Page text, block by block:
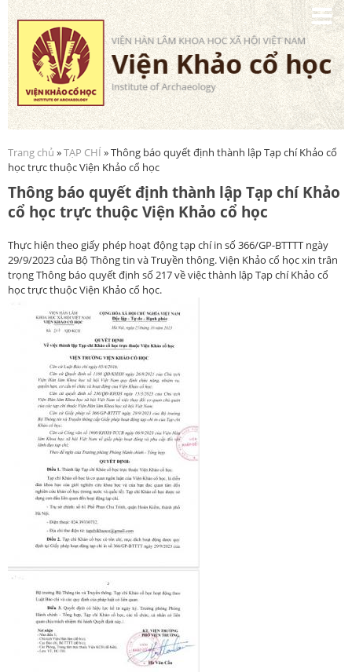
Nhảy
đến
nội
dung
Bạn đang ở đây
Trang chủ »TẠP CHÍ» Thông báo quyết định thành lập Tạp chí Khảo cổ
học trực thuộc Viện Khảo cổ học
Thông báo quyết định thành lập Tạp chí Khảo
cổ học trực thuộc Viện Khảo cổ học
Thực hiện theo giấy phép hoạt động tạp chí in số 366/GP-BTTTT ngày
29/9/2023 của Bộ Thông tin và Truyền thông. Viện Khảo cổ học xin trân
trọng Thông báo quyết định số 217 về việc thành lập Tạp chí Khảo cổ
học trực thuộc Viện Khảo cổ học.